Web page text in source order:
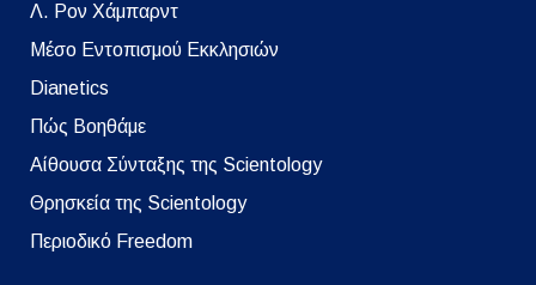
Λ. Ρον Χάμπαρντ
Μέσο Εντοπισμού Εκκλησιών
Dianetics
Πώς Βοηθάμε
Αίθουσα Σύνταξης της Scientology
Θρησκεία της Scientology
Περιοδικό Freedom